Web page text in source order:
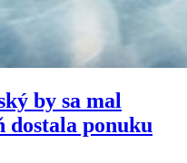
by sa mal
dostala ponuku